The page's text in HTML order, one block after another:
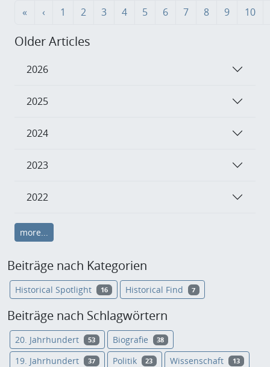
« ‹ 1 2 3 4 5 6 7 8 9 10
Older Articles
2026
2025
2024
2023
2022
more...
Beiträge nach Kategorien
Historical Spotlight 16 Historical Find 7
Beiträge nach Schlagwörtern
20. Jahrhundert 53 Biografie 38
19. Jahrhundert 37 Politik 23 Wissenschaft 13